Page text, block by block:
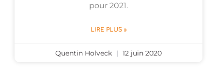
pour 2021.
LIRE PLUS »
Quentin Holveck 12 juin 2020